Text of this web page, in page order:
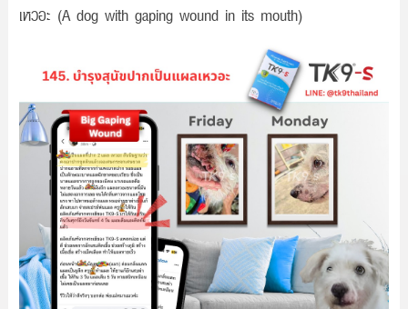
เหวอะ (A dog with gaping wound in its mouth)